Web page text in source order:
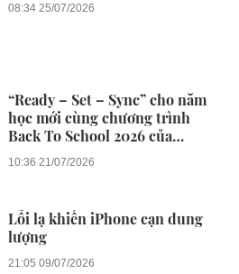
08:34 25/07/2026
“Ready – Set – Sync” cho năm
học mới cùng chương trình
Back To School 2026 của
Huawei
10:36 21/07/2026
Lỗi lạ khiến iPhone cạn dung
lượng
21:05 09/07/2026